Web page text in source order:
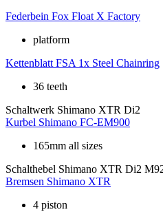
Federbein Fox Float X Factory
platform
Kettenblatt FSA 1x Steel Chainring
36 teeth
Schaltwerk Shimano XTR Di2
Kurbel Shimano FC-EM900
165mm all sizes
Schalthebel Shimano XTR Di2
Bremsen Shimano XTR
4 piston